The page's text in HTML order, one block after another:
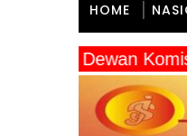
HOME
" Dewan